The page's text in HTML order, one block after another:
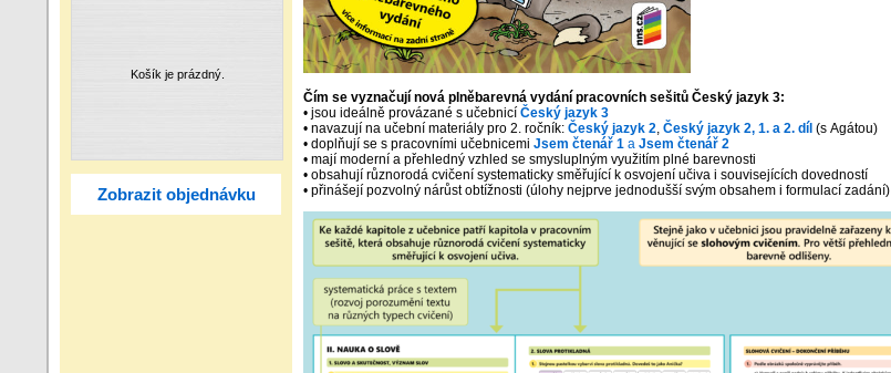
Zobrazit objednávku
Čím se vyznačují nová plněbarevná vydání pracovních sešitů Český jazyk 3:
• jsou ideálně provázané s učebnicí Český jazyk 3
• navazují na učební materiály pro 2. ročník: Český jazyk 2, Český jazyk 2, 1. a 2. díl (s Agátou)
• doplňují se s pracovními učebnicemi Jsem čtenář 1 a Jsem čtenář 2
• mají moderní a přehledný vzhled se smysluplným využitím plné barevnosti
• obsahují různorodá cvičení systematicky směřující k osvojení učiva i souvisejících dovedností
• přinášejí pozvolný nárůst obtížnosti (úlohy nejprve jednodušší svým obsahem i formulací zadání)